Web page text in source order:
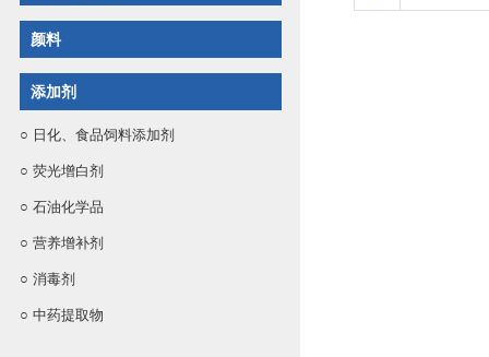
颜料
添加剂
○ 日化、食品饲料添加剂
○ 荧光增白剂
○ 石油化学品
○ 营养增补剂
○ 消毒剂
○ 中药提取物